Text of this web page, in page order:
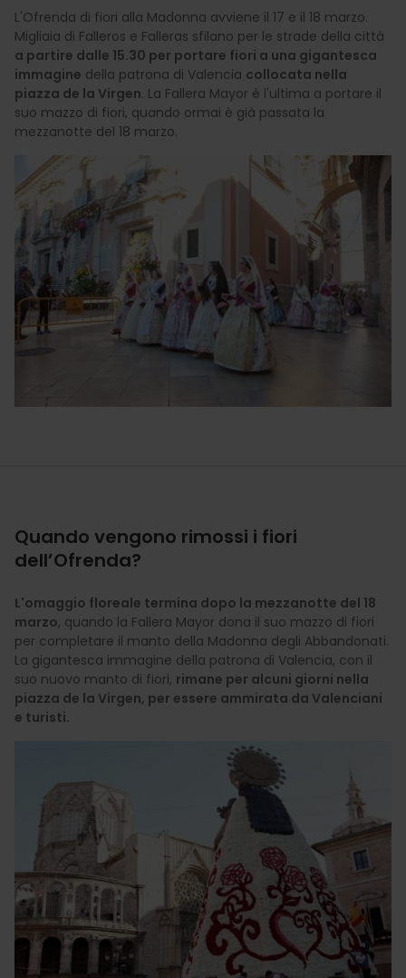
L'Ofrenda di fiori alla Madonna avviene il 17 e il 18 marzo.
Migliaia di Falleros e Falleras sfilano per le strade della città
a partire dalle 15.30 per portare fiori a una gigantesca
immagine della patrona di Valencia collocata nella
piazza de la Virgen. La Fallera Mayor è l'ultima a portare il
suo mazzo di fiori, quando ormai è già passata la
mezzanotte del 18 marzo.
Quando vengono rimossi i fiori
dell’Ofrenda?
L'omaggio floreale termina dopo la mezzanotte del 18
marzo, quando la Fallera Mayor dona il suo mazzo di fiori
per completare il manto della Madonna degli Abbandonati.
La gigantesca immagine della patrona di Valencia, con il
suo nuovo manto di fiori, rimane per alcuni giorni nella
piazza de la Virgen, per essere ammirata da Valenciani
e turisti.